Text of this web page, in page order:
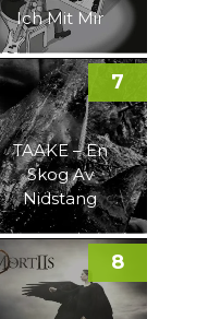
Ich Mit Mir
TAAKE – En
Skog Av
Nidstang
7
8